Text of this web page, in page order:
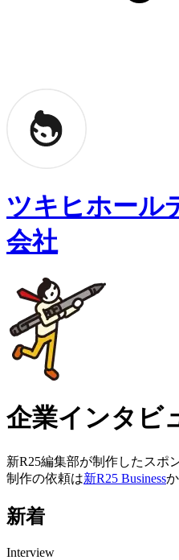
ツキヒホール
会社
企業インタビ
新R25編集部が制作したスポ
制作の依頼は新R25 Business
新着
Interview